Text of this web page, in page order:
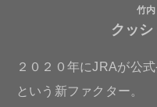
竹
クッ
２０２０年にJRAが公
という新ファクター。